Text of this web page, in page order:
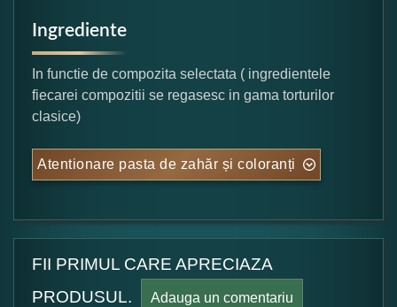
Ingrediente
In functie de compozita selectata ( ingredientele
fiecarei compozitii se regasesc in gama torturilor
clasice)
Atentionare pasta de zahăr și coloranți
FII PRIMUL CARE APRECIAZA
PRODUSUL.
Adauga un comentariu